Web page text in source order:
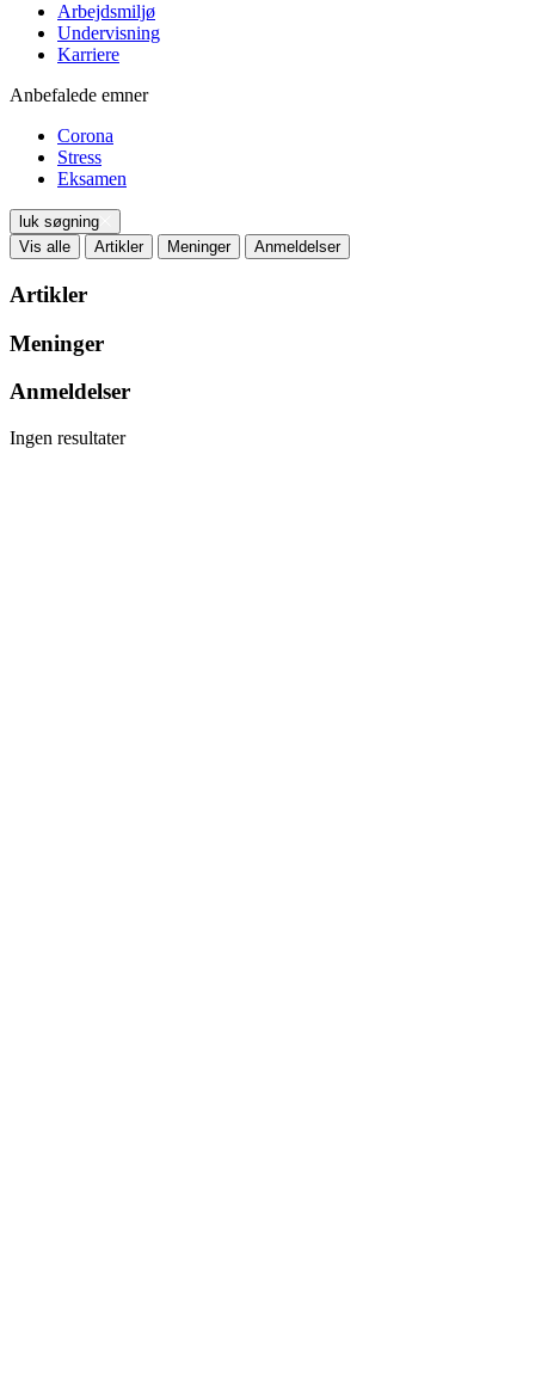
Arbejdsmiljø
Undervisning
Karriere
Anbefalede emner
Corona
Stress
Eksamen
luk søgning
Vis alle
Artikler Meninger Anmeldelser
Artikler
Meninger
Anmeldelser
Ingen resultater